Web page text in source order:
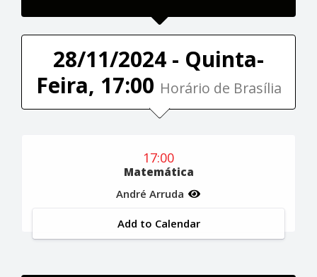
28/11/2024 - Quinta-
Feira, 17:00 Horário de Brasília
17:00
Matemática
André Arruda
Add to Calendar